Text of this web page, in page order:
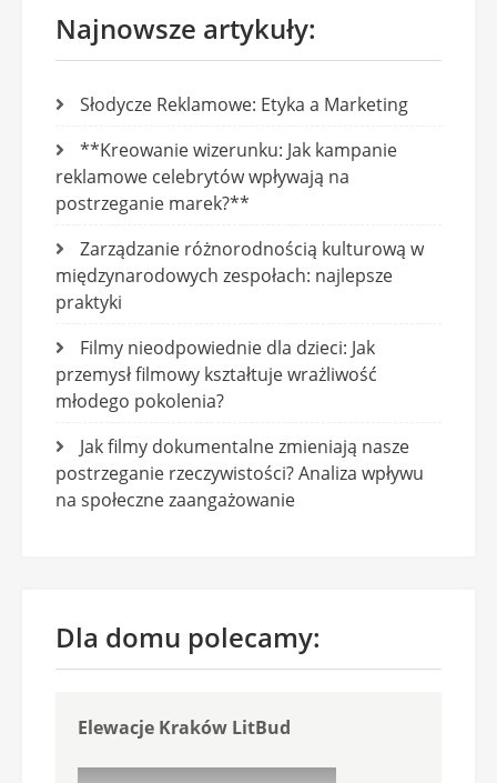
Najnowsze artykuły:
Słodycze Reklamowe: Etyka a Marketing
**Kreowanie wizerunku: Jak kampanie
reklamowe celebrytów wpływają na
postrzeganie marek?**
Zarządzanie różnorodnością kulturową w
międzynarodowych zespołach: najlepsze
praktyki
Filmy nieodpowiednie dla dzieci: Jak
przemysł filmowy kształtuje wrażliwość
młodego pokolenia?
Jak filmy dokumentalne zmieniają nasze
postrzeganie rzeczywistości? Analiza wpływu
na społeczne zaangażowanie
Dla domu polecamy:
Elewacje Kraków LitBud